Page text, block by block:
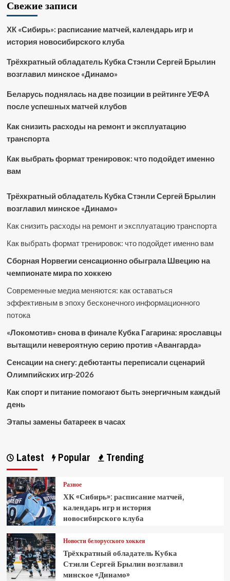
Свежие записи
ХК «Сибирь»: расписание матчей, календарь игр и
история новосибирского клуба
Трёхкратный обладатель Кубка Стэнли Сергей Брылин
возглавил минское «Динамо»
Беларусь поднялась на две позиции в рейтинге УЕФА
после успешных матчей клубов
Как снизить расходы на ремонт и эксплуатацию
транспорта
Как выбрать формат тренировок: что подойдет именно
вам
Трёхкратный обладатель Кубка Стэнли Сергей Брылин
возглавил минское «Динамо»
Как снизить расходы на ремонт и эксплуатацию транспорта
Как выбрать формат тренировок: что подойдет именно вам
Сборная Норвегии сенсационно обыграла Швецию на
чемпионате мира по хоккею
Современные медиа меняются: как оставаться
эффективным в эпоху бесконечного информационного
потока
«Локомотив» снова в финале Кубка Гагарина: ярославцы
вытащили невероятную серию против «Авангарда»
Сенсации на снегу: дебютанты переписали сценарий
Олимпийских игр-2026
Как спорт и питание помогают быть энергичным каждый
день
Этапы замены батареек в часах
Latest Popular Trending
Разное
ХК «Сибирь»: расписание матчей,
календарь игр и история
новосибирского клуба
Новости белорусского хоккея
Трёхкратный обладатель Кубка
Стэнли Сергей Брылин возглавил
минское «Динамо»